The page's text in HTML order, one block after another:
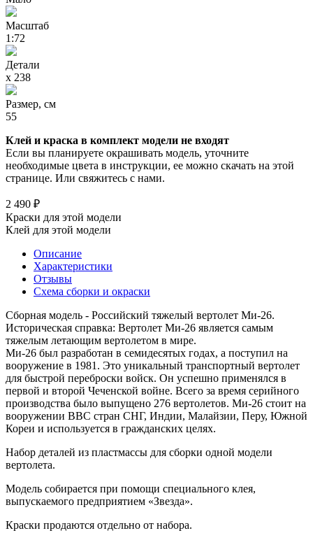
Масштаб
1:72
Детали
х 238
Размер, см
55
Клей и краска в комплект модели не входят
Если вы планируете окрашивать модель, уточните
необходимые цвета в инструкции, ее можно скачать на этой
странице. Или свяжитесь с нами.
2 490 ₽
Краски для этой модели
Клей для этой модели
Описание
Характеристики
Отзывы
Схема сборки и окраски
Сборная модель - Российский тяжелый вертолет Ми-26.
Историческая справка: Вертолет Ми-26 является самым
тяжелым летающим вертолетом в мире.
Ми-26 был разработан в семидесятых годах, а поступил на
вооружение в 1981. Это уникальный транспортный вертолет
для быстрой переброски войск. Он успешно применялся в
первой и второй Чеченской войне. Всего за время серийного
производства было выпущено 276 вертолетов. Ми-26 стоит на
вооружении ВВС стран СНГ, Индии, Малайзии, Перу, Южной
Кореи и используется в гражданских целях.
Набор деталей из пластмассы для сборки одной модели
вертолета.
Модель собирается при помощи специального клея,
выпускаемого предприятием «Звезда».
Краски продаются отдельно от набора.